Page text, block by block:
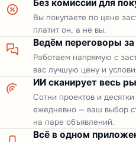
Без комиссии для
Вы покупаете по цене
платит он, а не вы.
Ведём переговоры за
Работаем напрямую с
вас лучшую цену и
ИИ сканирует весь
Сотни проектов и
ежедневно — ваш выбор
на паре объявлений.
Всё в одном